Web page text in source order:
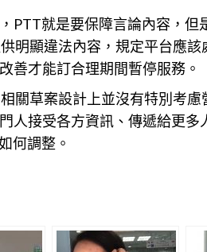
PTT就是要保障言論內容，但
明顯違法內容，規定平台應
善才能訂合理期間暫停服務。
關草案設計上並沒有特別考
人接受各方資訊、傳遞給更
何調整。